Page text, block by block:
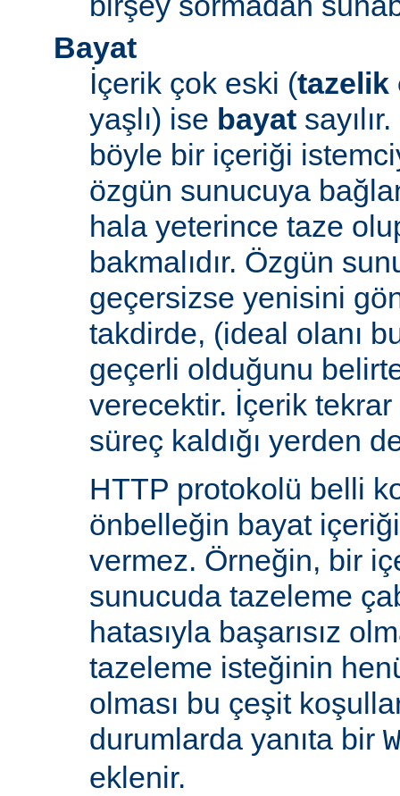
Bayat
İçerik çok eski (tazelik
yaşlı) ise bayat
böyle bir içeriği
özgün sunucuya
hala yeterince taze
bakmalıdır. Özgün
geçersizse yenisini
takdirde, (ideal olanı
geçerli olduğunu
verecektir. İçerik
süreç kaldığı yerden
HTTP protokolü belli
önbelleğin bayat
vermez. Örneğin, bir
sunucuda tazeleme
hatasıyla başarısız
tazeleme isteğinin
olması bu çeşit
durumlarda yanıta bir
eklenir.